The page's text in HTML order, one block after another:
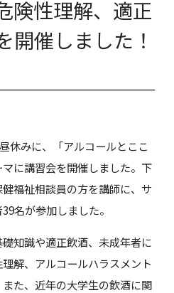
険性理解、適正
開催しました！
休みに、「アルコールとここ
に講習会を開催しました。下
福祉相談員の方を講師に、サ
名が参加しました。
知識や適正飲酒、未成年者に
解、アルコールハラスメント
た、近年の大学生の飲酒に関